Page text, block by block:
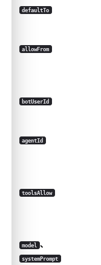
defaultTo
allowFrom
botUserId
agentId
toolsAllow
model 、
systemPrompt